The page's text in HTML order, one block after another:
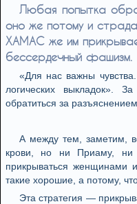
Любая попытка
оно же потому и
ХАМАС же им
бессердечный фашизм.
«Для нас важны
логических выкладок».
обратиться за
А между тем, заметим,
крови, но ни Приаму,
прикрываться женщинами
такие хорошие, а потому,
Эта стратегия —